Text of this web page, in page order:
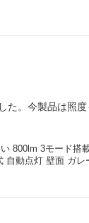
。今製品は照度
800lm 3モード
自動点灯 壁面 ガレ